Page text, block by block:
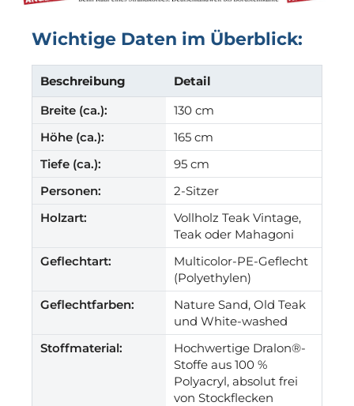
Wichtige Daten im Überblick:
Beschreibung
Detail
Breite (ca.):
130 cm
Höhe (ca.):
165 cm
Tiefe (ca.):
95 cm
Personen:
2-Sitzer
Holzart:
Vollholz Teak Vintage,
Teak oder Mahagoni
Geflechtart:
Multicolor-PE-Geflecht
(Polyethylen)
Geflechtfarben:
Nature Sand, Old Teak
und White-washed
Stoffmaterial:
Hochwertige Dralon®-
Stoffe aus 100 %
Polyacryl, absolut frei
von Stockflecken